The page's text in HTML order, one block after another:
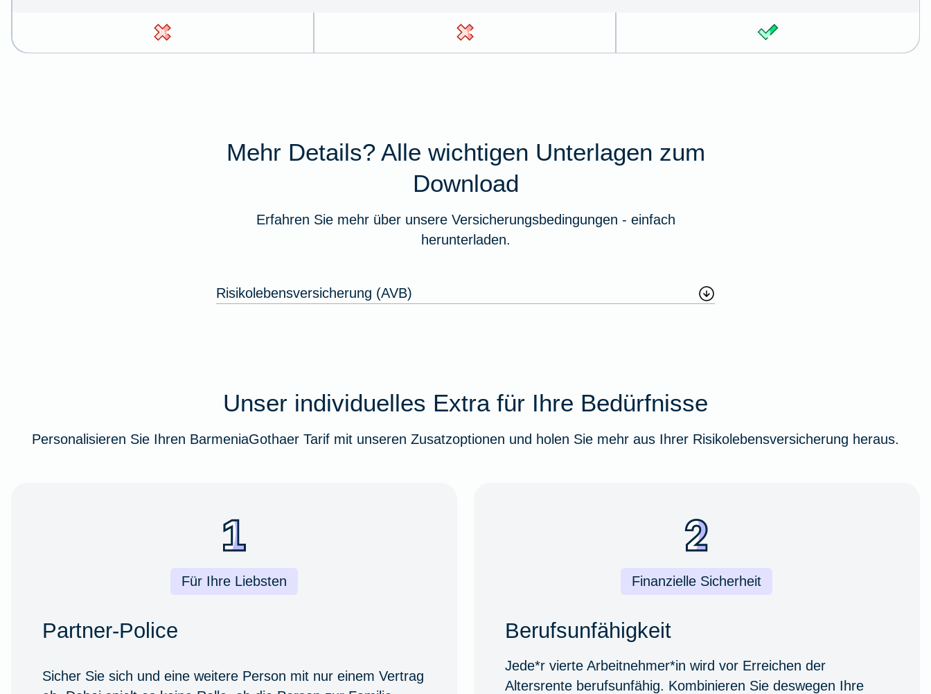
Mehr Details? Alle wichtigen Unterlagen zum
Download
Erfahren Sie mehr über unsere Versicherungsbedingungen - einfach
herunterladen.
Risikolebensversicherung (AVB)
Unser individuelles Extra für Ihre Bedürfnisse
Personalisieren Sie Ihren BarmeniaGothaer Tarif mit unseren Zusatzoptionen und holen Sie mehr aus Ihrer Risikolebensversicherung heraus.
Für Ihre Liebsten
Partner-Police
Sicher Sie sich und eine weitere Person mit nur einem Vertrag
Finanzielle Sicherheit
Berufsunfähigkeit
Jede*r vierte Arbeitnehmer*in wird vor Erreichen der
Altersrente berufsunfähig. Kombinieren Sie deswegen Ihre